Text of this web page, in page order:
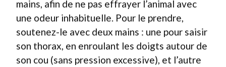
mains, afin de ne pas effrayer l’animal avec
une odeur inhabituelle. Pour le prendre,
soutenez-le avec deux mains : une pour saisir
son thorax, en enroulant les doigts autour de
son cou (sans pression excessive), et l’autre